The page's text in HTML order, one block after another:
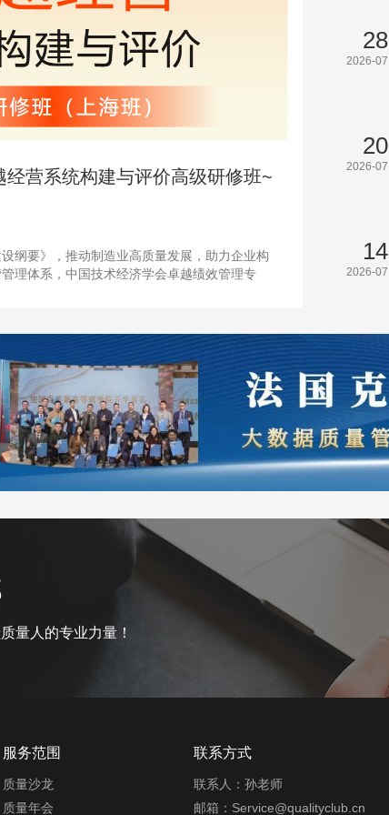
营系统构建与评价高级研修班~
纲要》，推动制造业高质量发展，助力企业构
理体系，中国技术经济学会卓越绩效管理专
28
2026-07
20
2026-07
14
2026-07
量人的专业力量！
服务范围
质量沙龙
质量年会
联系方式
联系人：孙老师
邮箱：Service@qualityclub.cn